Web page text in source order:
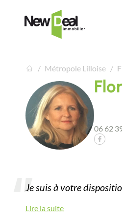
Métropole Lilloise
06 62
Je suis à votre
Lire la suite